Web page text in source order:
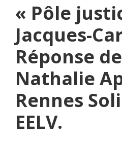
« Pôle
Jacques-
Réponse
Nathalie
Rennes
EELV.